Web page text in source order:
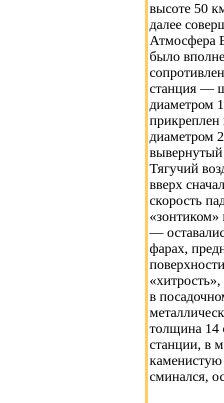
высоте 50
далее
Атмосфера
было
станция —
диаметром
прикреплен
диаметром
вывернутый
Тягучий
вверх
скорость
«зонтиком»
—
фарах,
в
толщина 14
станции, в
сминался,